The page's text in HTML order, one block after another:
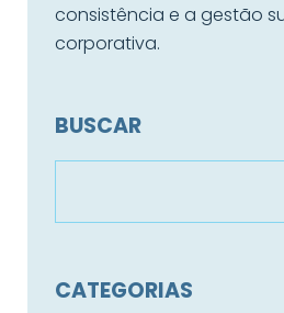
consistência e a gestão
corporativa.
BUSCAR
CATEGORIAS